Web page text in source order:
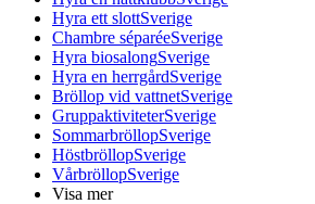
Hyra ett slottSverige
Chambre séparéeSverige
Hyra biosalongSverige
Hyra en herrgårdSverige
Bröllop vid vattnetSverige
GruppaktiviteterSverige
SommarbröllopSverige
HöstbröllopSverige
VårbröllopSverige
Visa mer